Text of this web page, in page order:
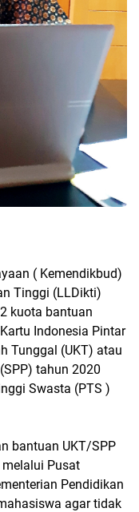
( Kemendikbud)
Tinggi (LLDikti)
kuota bantuan
Indonesia Pintar
Tunggal (UKT) atau
tahun 2020
Swasta (PTS )
bantuan UKT/SPP
Pusat
Pendidikan
agar tidak